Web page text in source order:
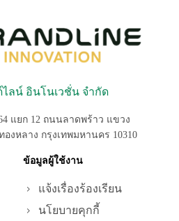
ลน์ อินโนเวชั่น จำกัด
แยก 12 ถนนลาดพร้าว แขวง
องหลาง กรุงเทพมหานคร 10310
ข้อมูลผู้ใช้งาน
แจ้งเรื่องร้องเรียน
นโยบายคุกกี้